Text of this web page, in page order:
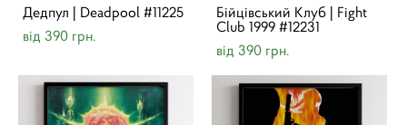
Дедпул | Deadpool #11225
від 390 грн.
Бійцівський Клуб | Fight
Club 1999 #12231
від 390 грн.